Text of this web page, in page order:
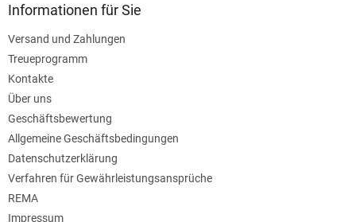
Informationen für Sie
Versand und Zahlungen
Treueprogramm
Kontakte
Über uns
Geschäftsbewertung
Allgemeine Geschäftsbedingungen
Datenschutzerklärung
Verfahren für Gewährleistungsansprüche
REMA
Impressum